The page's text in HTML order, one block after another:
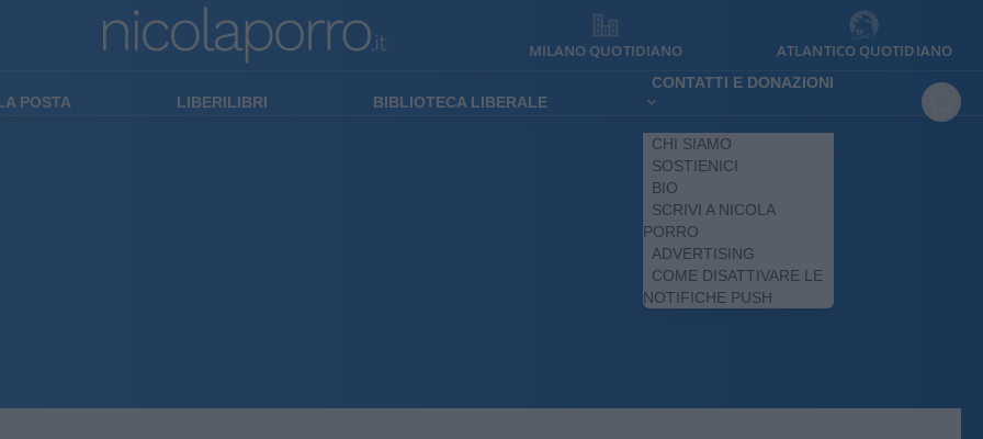
MILANO QUOTIDIANO ATLANTICO QUOTIDIANO
POSTA LIBERILIBRI BIBLIOTECA LIBERALE
CONTATTI E DONAZIONI
CHI SIAMO
SOSTIENICI
BIO
SCRIVI A NICOLA
PORRO
ADVERTISING
COME DISATTIVARE LE
NOTIFICHE PUSH